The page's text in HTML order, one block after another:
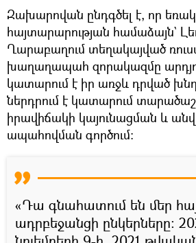
Զախարովան ընդգծել է, որ
հայտարարության համաձայն`
Ղարաբաղում տեղակայված
խաղաղապահ զորակազմը
կատարում է իր առջև դրված
ներդրում է կատարում
իրավիճակի կայունացման և
ապահովման գործում:
«Դա գնահատում են մեր
ադրբեջանցի ընկերները։